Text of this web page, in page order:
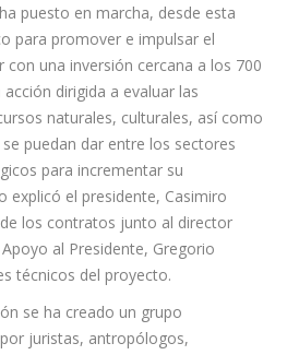
puesto en marcha, desde esta
para promover e impulsar el
una inversión cercana a los 700
dirigida a evaluar las
naturales, culturales, así como
puedan dar entre los sectores
para incrementar su
explicó el presidente, Casimiro
los contratos junto al director
al Presidente, Gregorio
técnicos del proyecto.
se ha creado un grupo
juristas, antropólogos,